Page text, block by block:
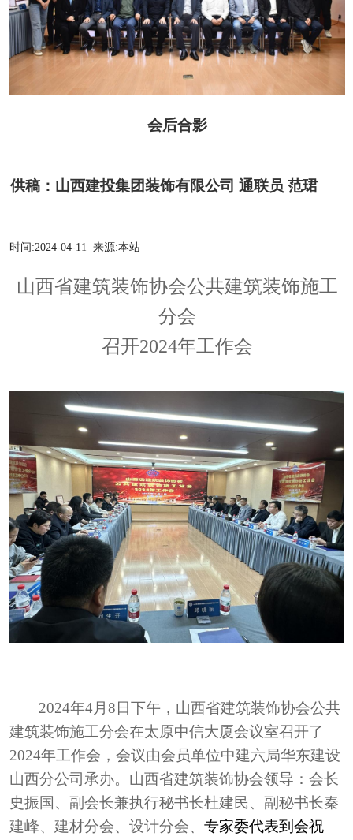
会后合影
供稿：山西建投集团装饰有限公司 通联员 范珺
时间:2024-04-11来源:本站
山西省建筑装饰协会公共建筑装饰施工
分会
召开2024年工作会
2024年4月8日下午，山西省建筑装饰协会公共
建筑装饰施工分会在太原中信大厦会议室召开了
2024年工作会 ，会议由会员单位中建六局华东建设
山西分公司承办。 山西省建筑装饰协会领导：会长
史振国、副会长兼执行秘书长杜建民、副秘书长秦
建峰、建材分会、设计分会、专家委代表到会祝